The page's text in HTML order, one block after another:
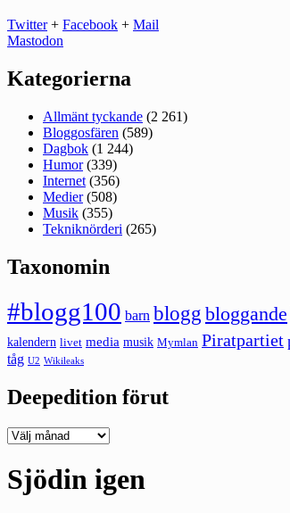
Twitter+ Facebook + Mail
Mastodon
Kategorierna
Allmänt tyckande (2 261)
Bloggosfären (589)
Dagbok (1 244)
Humor(339)
Internet (356)
Medier(508)
Musik (355)
Tekniknörderi (265)
Taxonomin
#blogg100 barn blogg bloggande
kalendern livet media musik Mymlan Piratpartiet
tåg U2 Wikileaks
Deepedition förut
Deepedition
Sjödin igen